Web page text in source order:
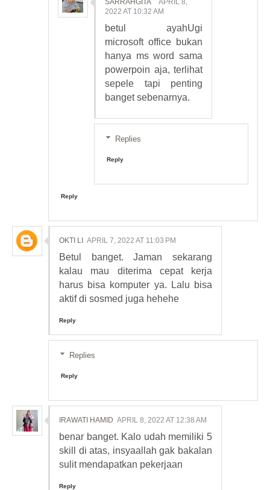
SARRAHGITA
APRIL 8,
2022 AT 10:32 AM
betul ayahUgi
microsoft office bukan
hanya ms word sama
powerpoin aja, terlihat
sepele tapi penting
banget sebenarnya.
Replies
Reply
Reply
OKTI LI APRIL 7, 2022 AT 11:03 PM
Betul banget. Jaman sekarang
kalau mau diterima cepat kerja
harus bisa komputer ya. Lalu bisa
aktif di sosmed juga hehehe
Reply
Replies
Reply
IRAWATI HAMID APRIL 8, 2022 AT 12:38 AM
benar banget. Kalo udah memiliki 5
skill di atas, insyaallah gak bakalan
sulit mendapatkan pekerjaan
Reply